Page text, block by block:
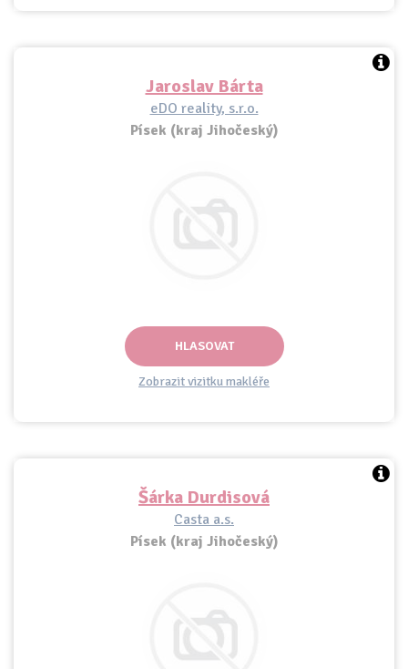
Jaroslav Bárta
eDO reality, s.r.o.
Písek (kraj Jihočeský)
HLASOVAT
Zobrazit vizitku makléře
Šárka Durdisová
Casta a.s.
Písek (kraj Jihočeský)